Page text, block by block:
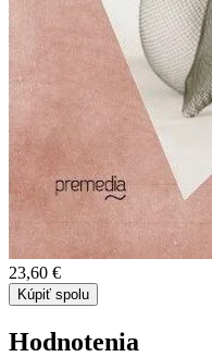
23,60 €
Kúpiť spolu
Hodnotenia